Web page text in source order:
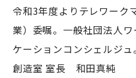
令和3年度よりテレワーク
業）委嘱。一般社団法人
ケーションコンシェルジ
創造室 室長 和田真純